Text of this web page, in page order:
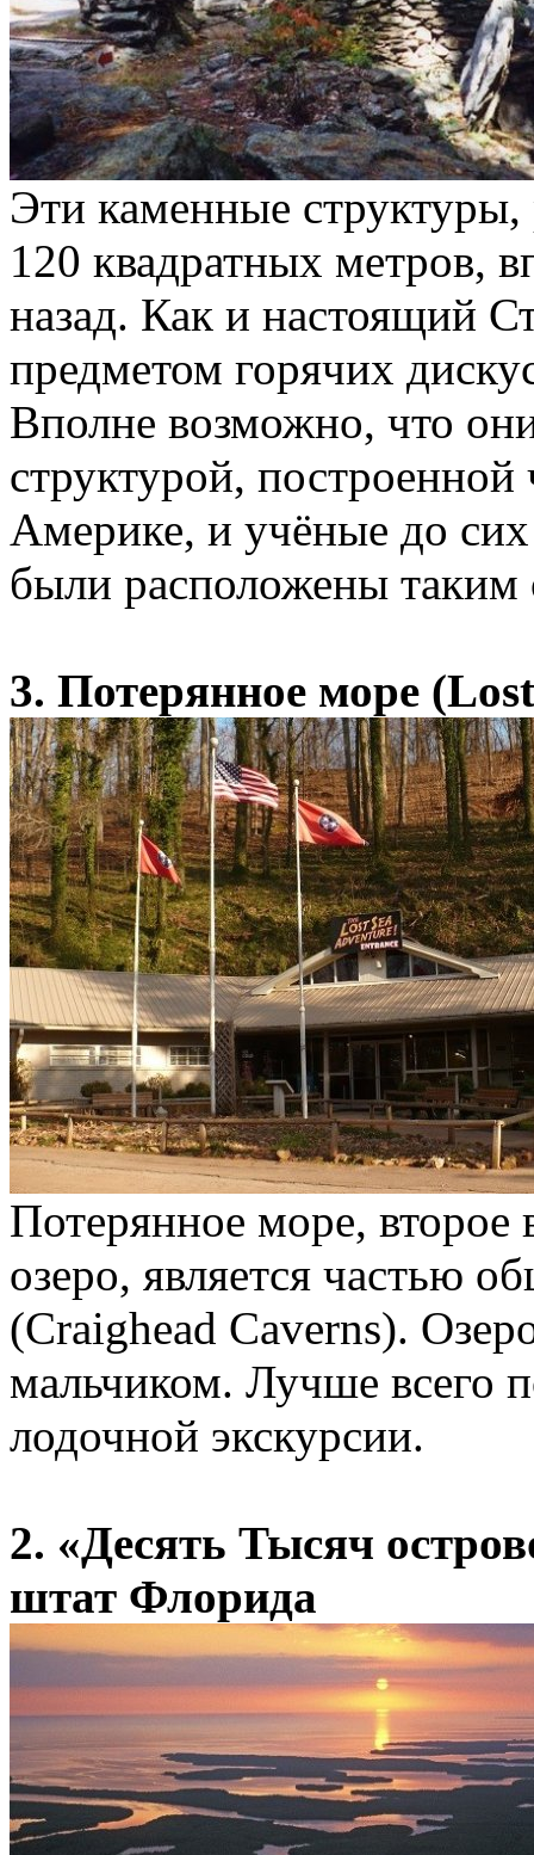
Эти каменные
120 квадратных метров,
назад. Как и настоящий
предметом горячих
Вполне возможно, что
структурой,
Америке, и учёные до
были расположены таким
3. Потерянное море
Потерянное море, второе
озеро, является частью
(Craighead Caverns).
мальчиком. Лучше всего
лодочной экскурсии.
2. «Десять Тысяч
штат Флорида